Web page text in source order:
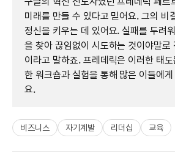
미래를 만들 수 있다고 믿어요. 그의 비
정신을 키우는 데 있어요. 실패를 두려
을 찾아 끊임없이 시도하는 것이야말로
이라고 말하죠. 프레데릭은 이러한 태
한 워크숍과 실험을 통해 많은 이들에
요.
비즈니스 자기계발 리더십 교육